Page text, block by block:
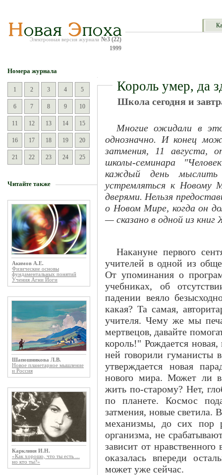
Электронная версия журнала №3 (22)
1999
Номера журнала
1 2 3 4 5
6 7 8 9 10
11 12 13 14 15
16 17 18 19 20
21 22 23 24 25
Читайте также
Акимов А.Е.
Физические основы
фундаментальных понятий
Учения Агни Йоги
Шапошникова Л.В.
Новое планетарное мышление
и Россия
Карклиня И.Н.
«Как хорошо, что ты есть ...
но кто ты?»
Король умер, да
Школа сегодня и
Многие ожидали в
однозначно. И конец
затмения, 11 августа,
школы-семинара
каждый день
устремляться к Новому
дверями. Нельзя
о Новом Мире, когда он
— сказано в одной из
Накануне первого
учителей в одной из
От упоминания о
учебниках, об
падении веяло
какая? Та самая,
учителя. Чему же мы
мертвецов, давайте
король!" Рождается
ней говорили гуманисты
утверждается новая
нового мира. Может ли
жить по-старому? Нет,
по планете. Космос
затмения, новые светила.
механизмы, до сих пор
организма, не
зависит от
оказалась впереди
может уже сейчас.